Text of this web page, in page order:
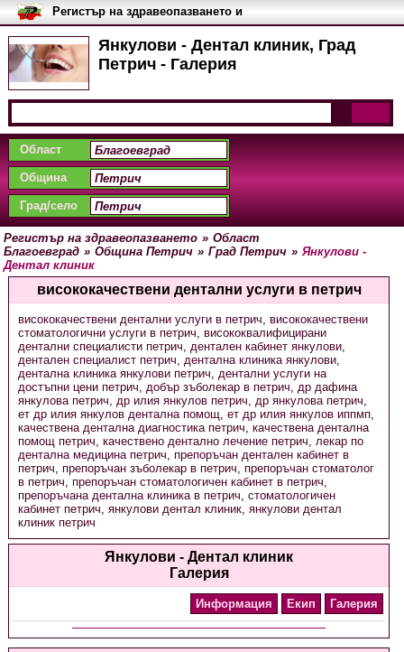
Янкулови - Дентал клиник, Град
Петрич - Галерия
Регистър на здравеопазването и
медицинските заведения в
България
Област
Община
Град/село
Регистър на здравеопазването » Област
Благоевград » Община Петрич » Град Петрич » Янкулови -
Дентал клиник
висококачествени дентални услуги в петрич
висококачествени дентални услуги в петрич, висококачествени
стоматологични услуги в петрич, висококвалифицирани
дентални специалисти петрич, дентален кабинет янкулови,
дентален специалист петрич, дентална клиника янкулови,
дентална клиника янкулови петрич, дентални услуги на
достъпни цени петрич, добър зъболекар в петрич, др дафина
янкулова петрич, др илия янкулов петрич, др янкулова петрич,
ет др илия янкулов дентална помощ, ет др илия янкулов иппмп,
качествена дентална диагностика петрич, качествена дентална
помощ петрич, качествено дентално лечение петрич, лекар по
дентална медицина петрич, препоръчан дентален кабинет в
петрич, препоръчан зъболекар в петрич, препоръчан стоматолог
в петрич, препоръчан стоматологичен кабинет в петрич,
препоръчана дентална клиника в петрич, стоматологичен
кабинет петрич, янкулови дентал клиник, янкулови дентал
клиник петрич
Янкулови - Дентал клиник
Галерия
Информация Екип Галерия